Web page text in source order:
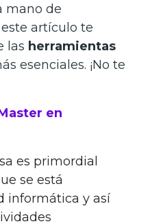
mano de
artículo te
las herramientas
esenciales. ¡No te
en
es primordial
se está
informática y así